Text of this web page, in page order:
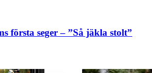
första seger – ”Så jäkla stolt”